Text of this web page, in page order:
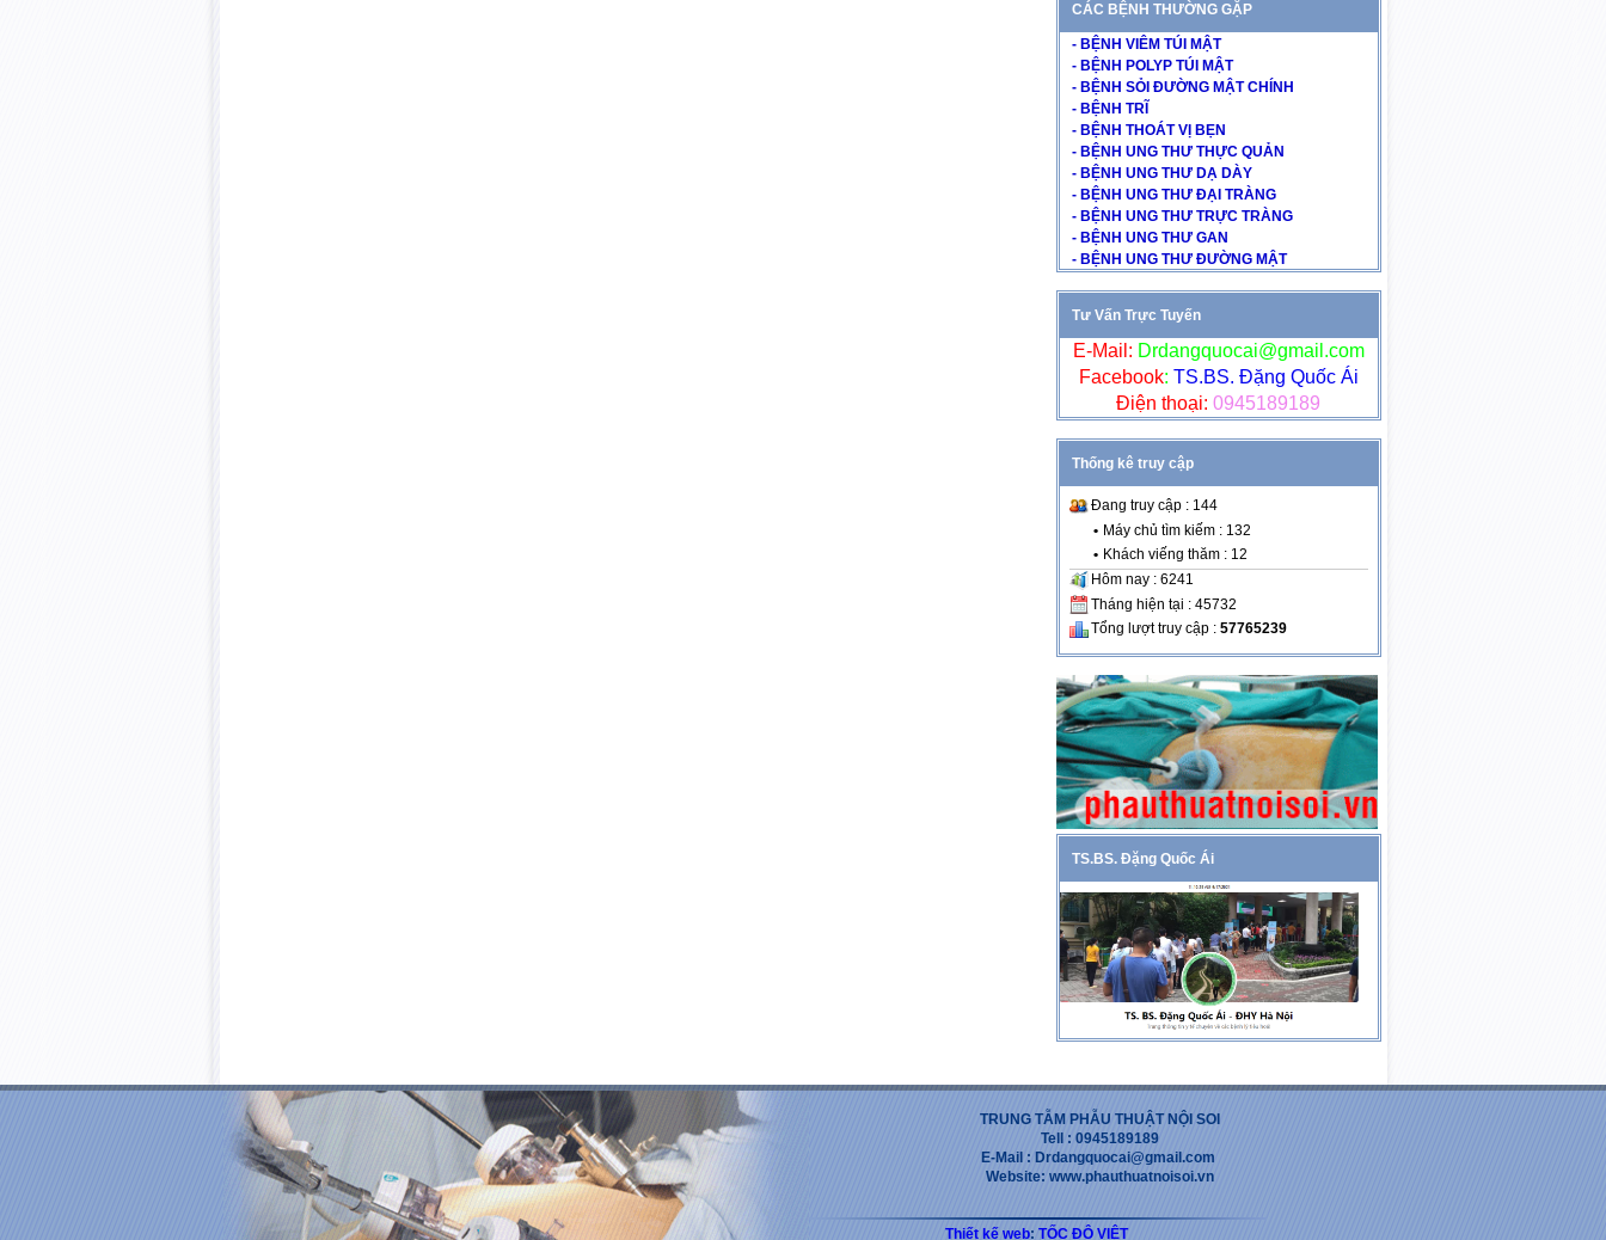
CÁC BỆNH THƯỜNG GẶP
- BỆNH VIÊM TÚI MẬT
- BỆNH POLYP TÚI MẬT
- BỆNH SỎI ĐƯỜNG MẬT CHÍNH
- BỆNH TRĨ
- BỆNH THOÁT VỊ BẸN
- BỆNH UNG THƯ THỰC QUẢN
- BỆNH UNG THƯ DẠ DÀY
- BỆNH UNG THƯ ĐẠI TRÀNG
- BỆNH UNG THƯ TRỰC TRÀNG
- BỆNH UNG THƯ GAN
- BỆNH UNG THƯ ĐƯỜNG MẬT
Tư Vấn Trực Tuyến
E-Mail: Drdangquocai@gmail.com
Facebook: TS.BS. Đặng Quốc Ái
Điện thoại: 0945189189
Thống kê truy cập
Đang truy cập : 144
• Máy chủ tìm kiếm : 132
• Khách viếng thăm : 12
Hôm nay : 6241
Tháng hiện tại : 45732
Tổng lượt truy cập : 57765239
TS.BS. Đặng Quốc Ái
TRUNG TẪM PHẪU THUẬT NỘI SOI
Tell : 0945189189
E-Mail : Drdangquocai@gmail.com
Website: www.phauthuatnoisoi.vn
Thiết kế web: TỐC ĐỘ VIỆT